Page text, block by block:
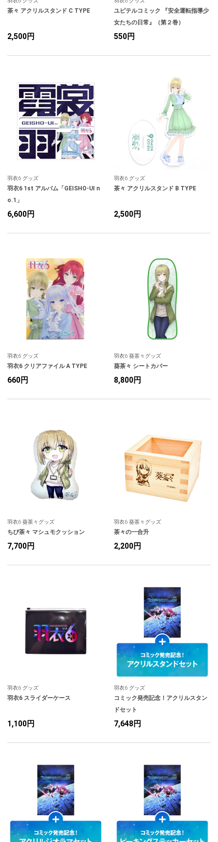
茶々 アクリルスタンド C TYPE
2,500円
ユピテルコミック 『安全運転指導少
女たちの日常』（第２巻）
550円
羽衣6 グッズ
羽衣6 1st アルバム「GEISHO-UI n
o.1」
6,600円
羽衣6 グッズ
茶々 アクリルスタンド B TYPE
2,500円
羽衣6 グッズ
羽衣6 クリアファイル A TYPE
660円
羽衣6 葵茶々グッズ
葵茶々 シートカバー
8,800円
羽衣6 葵茶々グッズ
ちび茶々 マシュモクッション
7,700円
羽衣6 葵茶々グッズ
茶々の一合升
2,200円
羽衣6 グッズ
羽衣6 スライダーケース
1,100円
羽衣6 グッズ
コミック発売記念！アクリルスタン
ドセット
7,648円